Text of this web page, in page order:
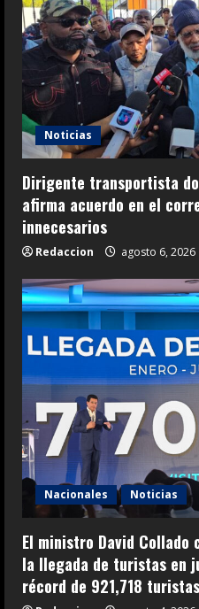
Noticias
Dirigente transportista
afirma acuerdo en el
innecesarios
Redaccion agosto 6, 2026
Nacionales Noticias
El ministro David
la llegada de turistas en
récord de 921,718